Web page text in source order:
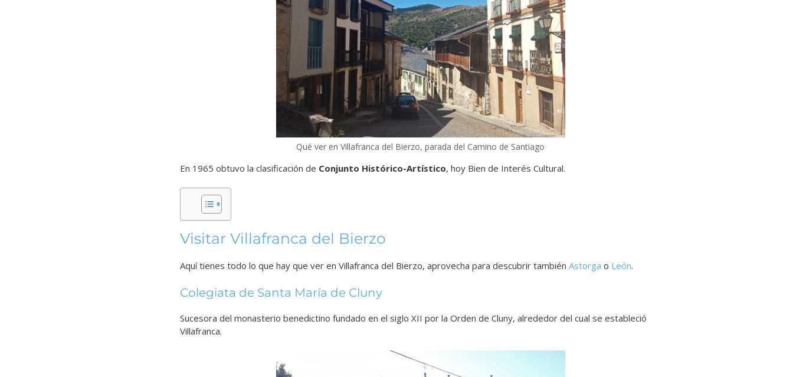
Qué ver en Villafranca del Bierzo, parada del Camino de Santiago
En 1965 obtuvo la clasificación de Conjunto Histórico-Artístico, hoy Bien de Interés Cultural.
Visitar Villafranca del Bierzo
Aquí tienes todo lo que hay que ver en Villafranca del Bierzo, aprovecha para descubrir también Astorga o León.
Colegiata de Santa María de Cluny
Sucesora del monasterio benedictino fundado en el siglo XII por la Orden de Cluny, alrededor del cual se estableció
Villafranca.